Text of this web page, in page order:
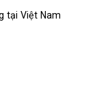
tại Việt Nam